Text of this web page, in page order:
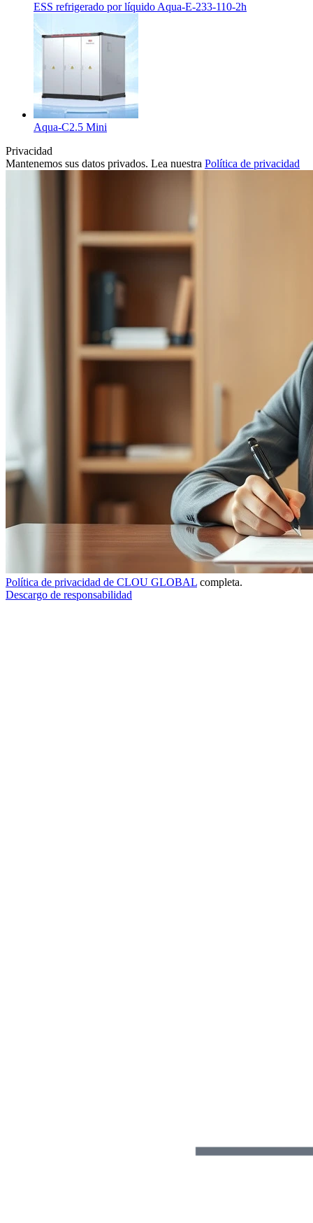
ESS refrigerado por líquido Aqua-E-233-110-2h
Aqua-C2.5 Mini
Privacidad
Mantenemos sus datos privados. Lea nuestra Política de privacidad
Política de privacidad de CLOU GLOBAL completa.
Descargo de responsabilidad